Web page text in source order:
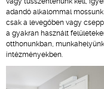
adandó alkalommal
csak a levegőben vagy
a gyakran használt
otthonunkban,
intézményekben.